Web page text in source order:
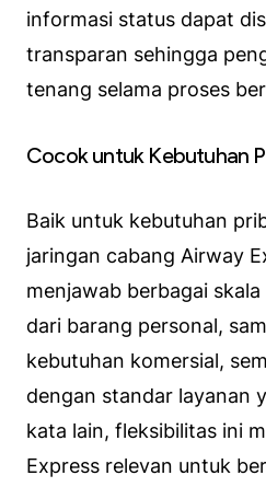
informasi status dapat
transparan sehingga
tenang selama proses
Cocok untuk Kebutuhan
Baik untuk kebutuhan
jaringan cabang Airway
menjawab berbagai
dari barang personal,
kebutuhan komersial,
dengan standar layanan
kata lain, fleksibilitas ini
Express relevan untuk